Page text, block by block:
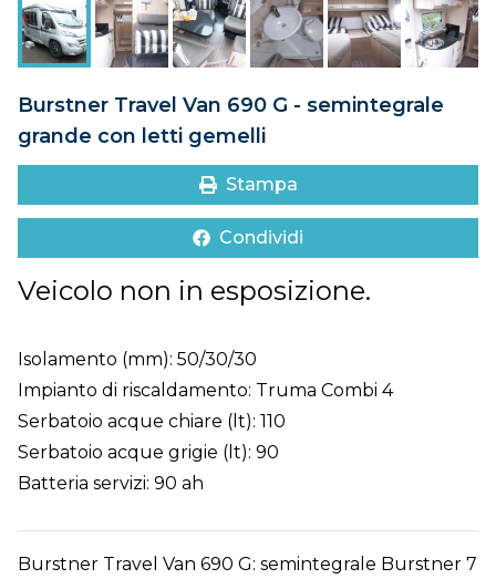
DOVE SIAMO
CONTATTI
Burstner Travel Van 690 G - semintegrale
grande con letti gemelli
Stampa
Condividi
Veicolo non in esposizione.
Isolamento (mm): 50/30/30
Impianto di riscaldamento: Truma Combi 4
Serbatoio acque chiare (lt): 110
Serbatoio acque grigie (lt): 90
Batteria servizi: 90 ah
Burstner Travel Van 690 G: semintegrale Burstner 7